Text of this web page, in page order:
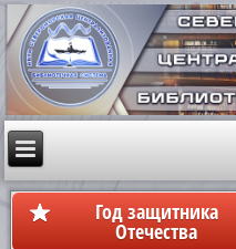
Год защитника
Отечества